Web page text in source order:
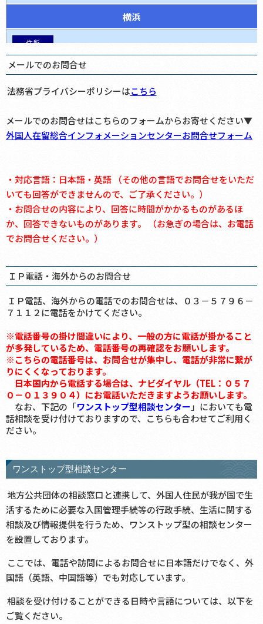
横浜
〒236-0002
神奈川県横浜市金沢区鳥浜町10-7
平日 午前８：３０～午後５：１５
日本語、英語、中国語、韓国語、スペイン語、ポルトガル語
〒455-8601
平日 午前８：３０～午後４：００
日本語、英語、中国語、スペイン語、ポルトガル語、フィリピノ
語
（ベトナム語についても対応可能な場合あり）
大阪
大阪府大阪市住之江区南港北1-29-53
平日 午前８：３０～午後５：１５
メールでのお問合せ
法務省プライバシーポリシーはこちら
メールでのお問合せはこちらのフォームからお寄せください▼
外国人在留総合インフォメーションセンターお問合せフォーム
・対応言語：日本語・英語 （その他の言語でお問合せをいただ
いても回答ができませんので、ご了承ください。）
・お問合せの内容により、回答に時間がかかるものがあるほ
か、回答できないものがあります。 （お急ぎの場合は、お電話
でお問合せください。）
ＩＰ電話・海外からのお問合せ
ＩＰ電話、海外からの電話でのお問合せは、０３－５７９６－
７１１２に電話をかけてください。
※電話番号の掛け間違いにより、一般の方に電話が掛かること
が多発しているため、電話番号の再確認をお願いします。
※こちらの電話番号は、お問合せが集中し、電話が非常に繋が
りにくくなっております。
日本国内から電話する場合は、ナビダイヤル（TEL：０５７
０－０１３９０４）にお電話いただきますようお願いします。
なお、下記の「ワンストップ型相談センター 」においても電
話相談を受け付けておりますので、こちらも合わせてご利用く
ださい。
ワンストップ型相談センター
地方公共団体の相談窓口と連携して、外国人住民が我が国で生
活するために必要な入国管理手続等の行政手続、生活に関する
相談及び情報提供を行うため、ワンストップ型の相談センター
を設置しております。
ここでは、電話や訪問によるお問合せに日本語だけでなく、外
国語（英語、中国語等）でも対応しています。
相談を受け付けることができる日時や言語については、以下を
ご覧ください。